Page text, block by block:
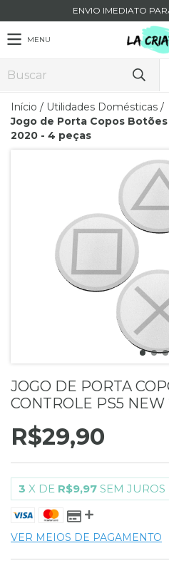
ENVIO IMEDIATO
MENU
Início / Utilidades Domésticas /
Jogo de Porta Copos
2020 - 4 peças
JOGO DE PORTA
CONTROLE PS5
R$29,90
3 X DE R$9,97 SEM JUROS
VER MEIOS DE PAGAMENTO